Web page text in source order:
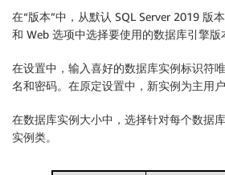
在“版本”中，从默认 SQL Server 2019 版
和 Web 选项中选择要使用的数据库引擎版
在设置中，输入喜好的数据库实例标识符
名和密码。在原定设置中，新实例为主用
在数据库实例大小中，选择针对每个数据
实例类。